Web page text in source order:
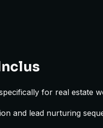
for real estate
and lead nurturing